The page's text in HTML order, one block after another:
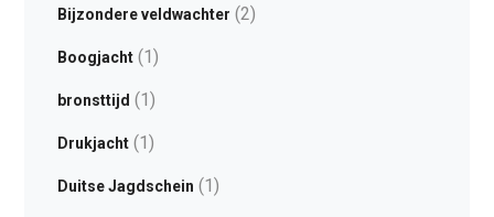
Bijzondere veldwachter (2)
Boogjacht(1)
bronsttijd (1)
Drukjacht(1)
Duitse Jagdschein (1)